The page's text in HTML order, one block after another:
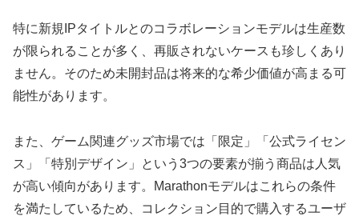
特に新規IPタイトルとのコラボレーションモデルは生産数
が限られることが多く、再販されないケースも珍しくあり
ません。そのため未開封品は将来的な希少価値が高まる可
能性があります。
また、ゲーム関連グッズ市場では「限定」「公式ライセン
ス」「特別デザイン」という3つの要素が揃う商品は人気
が高い傾向があります。Marathonモデルはこれらの条件
を満たしているため、コレクション目的で購入するユーザ